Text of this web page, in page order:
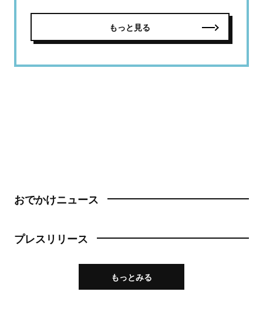
もっと見る
おでかけニュース
プレスリリース
もっとみる